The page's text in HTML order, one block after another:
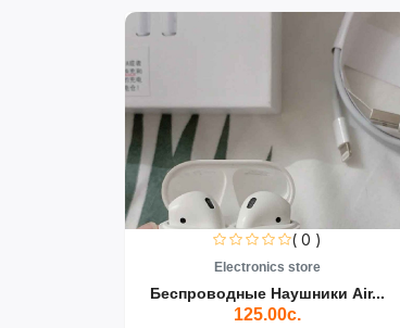
( 0 )
Electronics store
Беспроводные Наушники Air...
125.00с.